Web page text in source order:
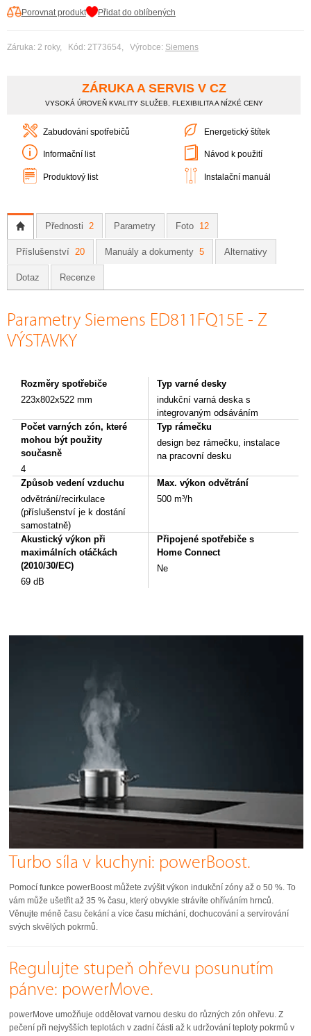
Porovnat produkt Přidat do oblíbených
Záruka: 2 roky, Kód: 2T73654, Výrobce: Siemens
ZÁRUKA A SERVIS V CZ
VYSOKÁ ÚROVEŇ KVALITY SLUŽEB, FLEXIBILITA A NÍZKÉ CENY
Zabudování spotřebičů Energetický štítek
Informační list Návod k použití
Produktový list Instalační manuál
Přednosti 2 Parametry Foto 12
Příslušenství 20 Manuály a dokumenty 5 Alternativy
Dotaz Recenze
Parametry Siemens ED811FQ15E - Z
VÝSTAVKY
Rozměry spotřebiče
223x802x522 mm
Typ varné desky
indukční varná deska s
integrovaným odsáváním
Počet varných zón, které
mohou být použity
současně
4
Typ rámečku
design bez rámečku, instalace
na pracovní desku
Způsob vedení vzduchu
odvětrání/recirkulace
(příslušenství je k dostání
samostatně)
Max. výkon odvětrání
500 m³/h
Akustický výkon při
maximálních otáčkách
(2010/30/EC)
69 dB
Připojené spotřebiče s
Home Connect
Ne
Turbo síla v kuchyni: powerBoost.
Pomocí funkce powerBoost můžete zvýšit výkon indukční zóny až o 50 %. To
vám může ušetřit až 35 % času, který obvykle strávíte ohříváním hrnců.
Věnujte méně času čekání a více času míchání, dochucování a servírování
svých skvělých pokrmů.
Regulujte stupeň ohřevu posunutím
pánve: powerMove.
powerMove umožňuje oddělovat varnou desku do různých zón ohřevu. Z
pečení při nejvyšších teplotách v zadní části až k udržování teploty pokrmů v